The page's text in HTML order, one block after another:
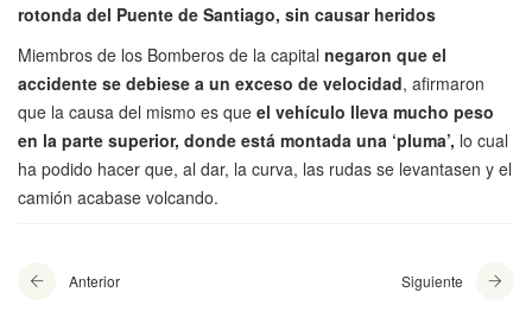
rotonda del Puente de Santiago, sin causar heridos
Miembros de los Bomberos de la capital negaron que el
accidente se debiese a un exceso de velocidad, afirmaron
que la causa del mismo es que el vehículo lleva mucho peso
en la parte superior, donde está montada una ‘pluma’, lo cual
ha podido hacer que, al dar, la curva, las rudas se levantasen y el
camión acabase volcando.
Anterior Siguiente